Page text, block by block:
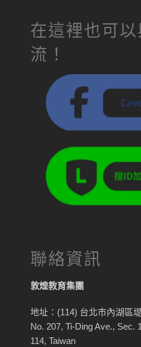
在這裡也可
流！
聯絡資訊
敦煌教育集團
地址：(114) 台北市內湖區
No. 207, Ti-Ding Ave., Sec.
114, Taiwan